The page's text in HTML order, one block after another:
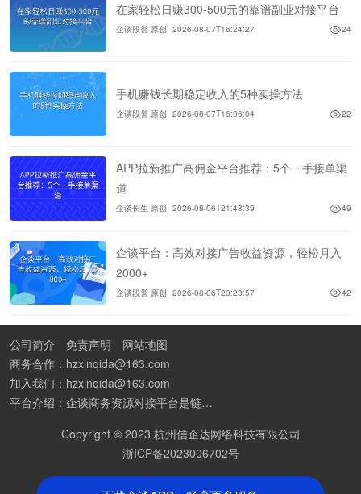
在家轻松日赚300-500元的靠谱副业对接平台
企谈段誉 原创 2026-08-07T16:24:27 24
手机赚钱长期稳定收入的5种实操方法
企谈段誉 原创 2026-08-07T16:06:04 22
APP拉新推广高佣金平台推荐：5个一手接单渠
道
企谈长生 原创 2026-08-06T21:48:39 49
企谈平台：高效对接广告收益资源，轻松月入
2000+
企谈段誉 原创 2026-08-06T20:23:57 42
公司简介 免责声明
网站地图
商务合作：hzxinqida@163.com
加入我们：hzxinqida@163.com
平台介绍：企谈商务资源对接平台是链接资源人脉与客户的平台,也是地推app接任务平台、地推拉新团队接单平台。平台汇聚100W+商务资源，地推拉新、APP推广、BD异业合作等业务可免费发布。同时全国的地推团队和个人都可在地推接单平台找到赚钱项目和分享交流地推问题。
Copyright © 2023 杭州信企达网络科技有限公司
浙ICP备2023006702号